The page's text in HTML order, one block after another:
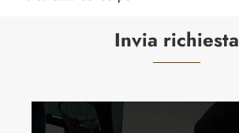
Invia richiesta